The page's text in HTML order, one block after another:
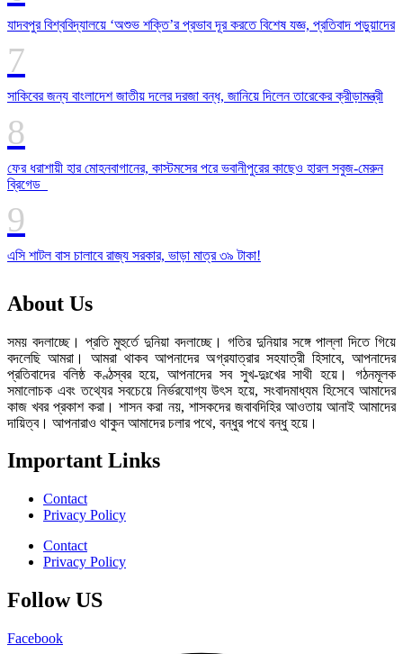
যাদবপুর বিশ্ববিদ্যালয়ে ‘অশুভ শক্তি’র প্রভাব দূর করতে বিশেষ যজ্ঞ, প্রতিবাদ পড়ুয়াদের
সাকিবের জন্য বাংলাদেশ জাতীয় দলের দরজা বন্ধ, জানিয়ে দিলেন তারেকের ক্রীড়ামন্ত্রী
ফের ধরাশায়ী হার মোহনবাগানের, কাস্টমসের পরে ভবানীপুরের কাছেও হারল সবুজ-মেরুন
ব্রিগেড
এসি শাটল বাস চালাবে রাজ্য সরকার, ভাড়া মাত্র ৩৯ টাকা!
About Us
সময় বদলাচ্ছে। প্রতি মুহুর্তে দুনিয়া বদলাচ্ছে। গতির দুনিয়ার সঙ্গে পাল্লা দিতে গিয়ে
বদলেছি আমরা। আমরা থাকব আপনাদের অগ্রযাত্রার সহযাত্রী হিসাবে, আপনাদের
প্রতিবাদের বলিষ্ঠ কণ্ঠস্বর হয়ে, আপনাদের সব সুখ-দুঃখের সাথী হয়ে। গঠনমূলক
সমালোচক এবং তথ্যের সবচেয়ে নির্ভরযোগ্য উ‍ৎস হয়ে, সংবাদমাধ্যম হিসেবে আমাদের
কাজ খবর প্রকাশ করা। শাসন করা নয়, শাসকদের জবাবদিহির আওতায় আনাই আমাদের
দায়িত্ব। আপনারাও থাকুন আমাদের চলার পথে, বন্ধুর পথে বন্ধু হয়ে।
Important Links
Contact
Privacy Policy
Contact
Privacy Policy
Follow US
Facebook